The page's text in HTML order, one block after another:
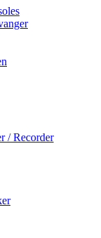
/ Recorder